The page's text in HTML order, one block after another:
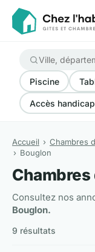
Piscine
Accès
Accueil Chambres
Bouglon
Consultez nos
Bouglon.
9 résultats